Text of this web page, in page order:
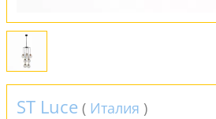
ST Luce ( Италия )